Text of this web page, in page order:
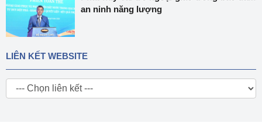
an ninh năng lượng
LIÊN KẾT WEBSITE